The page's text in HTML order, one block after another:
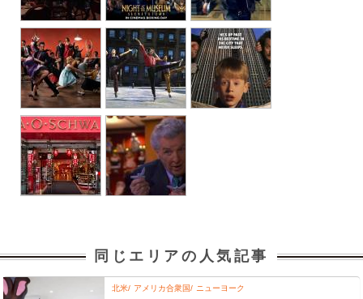
同じエリアの人気記事
北米 アメリカ合衆国 ニューヨーク